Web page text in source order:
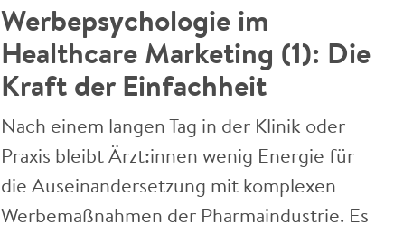
Werbepsychologie im
Healthcare Marketing (1): Die
Kraft der Einfachheit
Nach einem langen Tag in der Klinik oder
Praxis bleibt Ärzt:innen wenig Energie für
die Auseinandersetzung mit komplexen
Werbemaßnahmen der Pharmaindustrie. Es